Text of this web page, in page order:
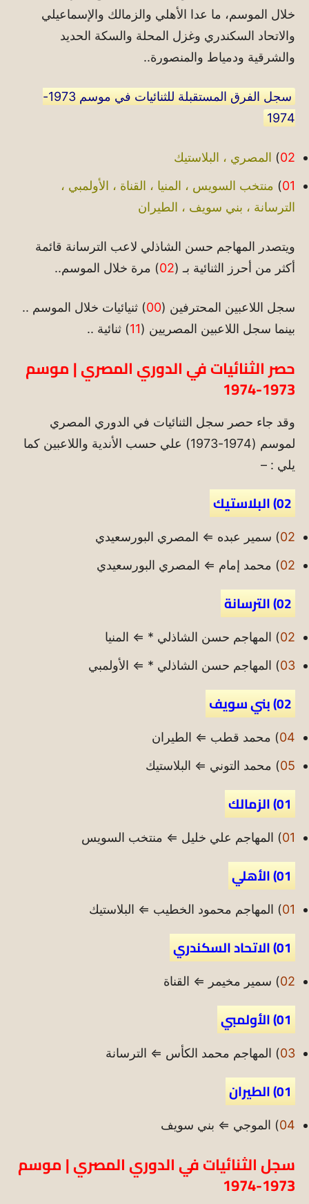
خلال الموسم، ما عدا الأهلي والزمالك والإسماعيلي
والاتحاد السكندري وغزل المحلة والسكة الحديد
والشرقية ودمياط والمنصورة..
سجل الفرق المستقبلة للثنائيات في موسم 1973-
1974
02
) المصري ، البلاستيك
01
) منتخب السويس ، المنيا ، القناة ، الأولمبي ،
الترسانة ، بني سويف ، الطيران
ويتصدر المهاجم حسن الشاذلي لاعب الترسانة قائمة
أكثر من أحرز الثنائية بـ (02) مرة خلال الموسم..
سجل اللاعبين المحترفين (00) ثنيائيات خلال الموسم ..
بينما سجل اللاعبين المصريين (11) ثنائية ..
حصر الثنائيات في الدوري المصري | موسم
1973-1974
وقد جاء حصر سجل الثنائيات في الدوري المصري
لموسم (1974-1973) علي حسب الأندية واللاعبين كما
يلي : –
02) البلاستيك
02) سمير عبده ⇐ المصري البورسعيدي
02) محمد إمام ⇐ المصري البورسعيدي
02) الترسانة
02) المهاجم حسن الشاذلي * ⇐ المنيا
03) المهاجم حسن الشاذلي * ⇐ الأولمبي
02) بني سويف
04) محمد قطب ⇐ الطيران
05) محمد التوني ⇐ البلاستيك
01) الزمالك
01) المهاجم علي خليل ⇐ منتخب السويس
01) الأهلي
01) المهاجم محمود الخطيب ⇐ البلاستيك
01) الاتحاد السكندري
02) سمير مخيمر ⇐ القناة
01) الأولمبي
03) المهاجم محمد الكأس ⇐ الترسانة
01) الطيران
04) الموجي ⇐ بني سويف
سجل الثنائيات في الدوري المصري | موسم
1973-1974